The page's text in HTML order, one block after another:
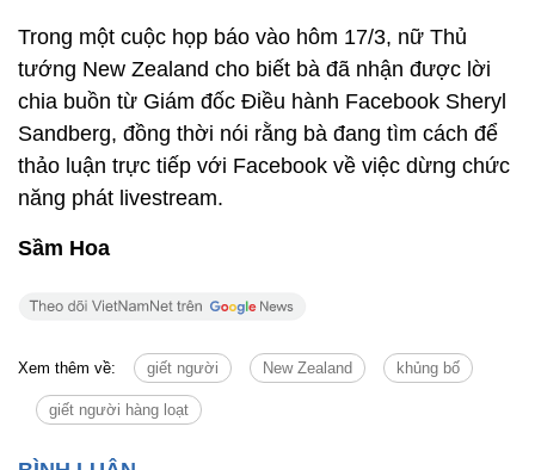
Trong một cuộc họp báo vào hôm 17/3, nữ Thủ
tướng New Zealand cho biết bà đã nhận được lời
chia buồn từ Giám đốc Điều hành Facebook Sheryl
Sandberg, đồng thời nói rằng bà đang tìm cách để
thảo luận trực tiếp với Facebook về việc dừng chức
năng phát livestream.
Sầm Hoa
Xem thêm về: giết người New Zealand khủng bố
giết người hàng loạt